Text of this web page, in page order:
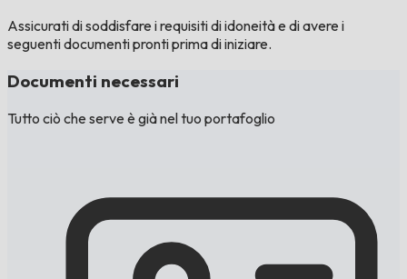
Assicurati di soddisfare i requisiti di idoneità e di avere i
seguenti documenti pronti prima di iniziare.
Documenti necessari
Tutto ciò che serve è già nel tuo portafoglio